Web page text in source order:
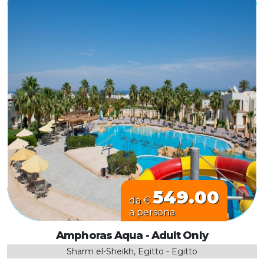
da €549.00
a persona
Amphoras Aqua - Adult Only
Sharm el-Sheikh, Egitto - Egitto